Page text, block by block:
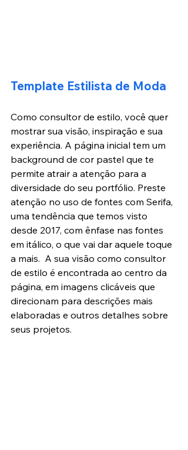
Template Estilista de Moda
Como consultor de estilo, você quer
mostrar sua visão, inspiração e sua
experiência. A página inicial tem um
background de cor pastel que te
permite atrair a atenção para a
diversidade do seu portfólio. Preste
atenção no uso de fontes com Serifa,
uma tendência que temos visto
desde 2017, com ênfase nas fontes
em itálico, o que vai dar aquele toque
a mais.  A sua visão como consultor
de estilo é encontrada ao centro da
página, em imagens clicáveis que
direcionam para descrições mais
elaboradas e outros detalhes sobre
seus projetos.